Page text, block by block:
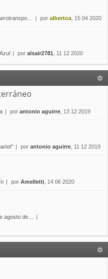
por albertoa , 15 04 2020
por alsair2781 , 11 12 2020
por antonio aguirre , 13 12 2019
por antonio aguirre , 11 12 2019
por Amelletti , 14 06 2020
agosto de…